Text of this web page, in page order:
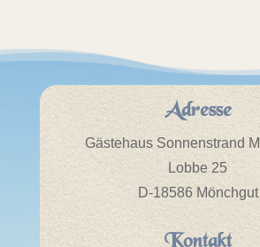
Adresse
Gästehaus Sonnenstrand
Lobbe 25
D-18586 Mönchgut